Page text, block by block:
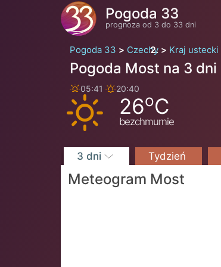
Pogoda 33
prognoza od 3 do 33 dni
Pogoda 33 Czechy Kraj ustecki
Pogoda Most na 3 dni
05:41 20:40
26oC
bezchmurnie
3 dni Tydzień
Meteogram Most